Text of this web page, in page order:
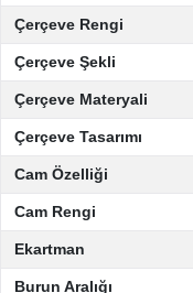
Çerçeve Rengi
Çerçeve Şekli
Çerçeve Materyali
Çerçeve Tasarımı
Cam Özelliği
Cam Rengi
Ekartman
Burun Aralığı